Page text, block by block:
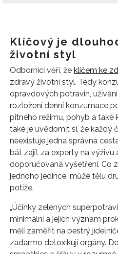
Klíčový je
životní styl
Odborníci věří, že klíčem ke
zdravý životní styl. Tedy
opravdových potravin,
rozložení denní konzumace
pitného režimu, pohyb a také
také je uvědomit si, že každý
neexistuje jedna správná
bát zajít za experty na výživu
doporučovaná vyšetření. Co
jednoho jedince, může tělu
potíže.
„Účinky zelených
minimální a jejich význam
měli zaměřit na pestrý
zadarmo detoxikují orgány.